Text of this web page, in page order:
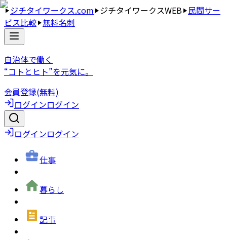
ジチタイワークス.com ジチタイワークスWEB 民間サー
ビス比較 無料名刺
自治体で働く
“コトとヒト”を元気に。
会員登録(無料)
ログインログイン
ログインログイン
仕事
暮らし
記事